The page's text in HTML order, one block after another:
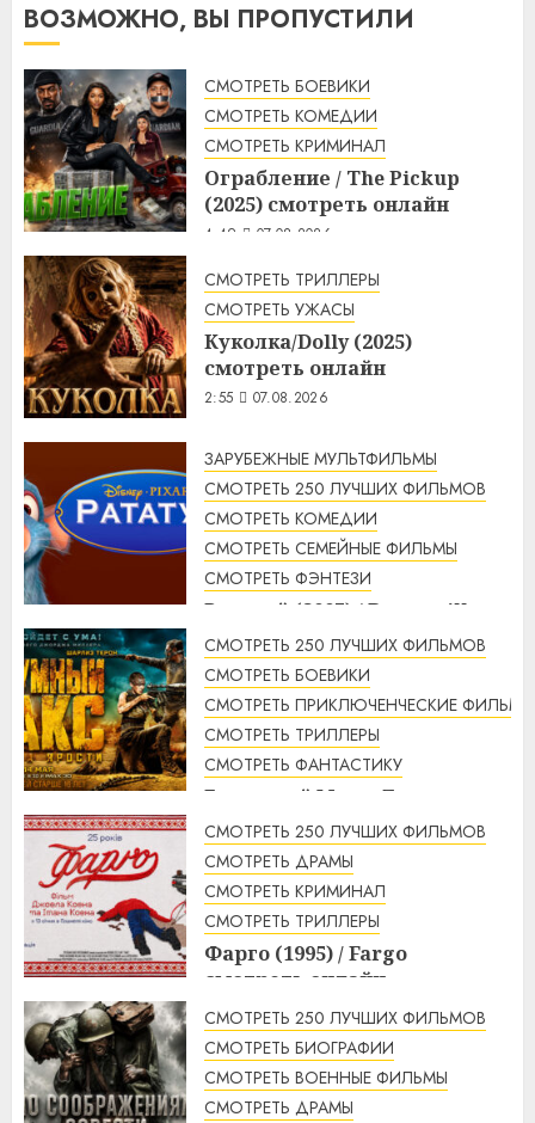
ВОЗМОЖНО, ВЫ ПРОПУСТИЛИ
СМОТРЕТЬ БОЕВИКИ
СМОТРЕТЬ КОМЕДИИ
СМОТРЕТЬ КРИМИНАЛ
Ограбление / The Pickup
(2025) смотреть онлайн
4:49 07.08.2026
СМОТРЕТЬ ТРИЛЛЕРЫ
СМОТРЕТЬ УЖАСЫ
Куколка/Dolly (2025)
смотреть онлайн
2:55 07.08.2026
ЗАРУБЕЖНЫЕ МУЛЬТФИЛЬМЫ
СМОТРЕТЬ 250 ЛУЧШИХ ФИЛЬМОВ
СМОТРЕТЬ КОМЕДИИ
СМОТРЕТЬ СЕМЕЙНЫЕ ФИЛЬМЫ
СМОТРЕТЬ ФЭНТЕЗИ
Рататуй (2007) / Ratatouille
смотреть онлайн
2:32 07.08.2026
СМОТРЕТЬ 250 ЛУЧШИХ ФИЛЬМОВ
СМОТРЕТЬ БОЕВИКИ
СМОТРЕТЬ ПРИКЛЮЧЕНЧЕСКИЕ ФИЛЬМЫ
СМОТРЕТЬ ТРИЛЛЕРЫ
СМОТРЕТЬ ФАНТАСТИКУ
Безумный Макс: Дорога
ярости (2015) / Mad Max: Fury
Road смотреть онлайн
1:56 07.08.2026
СМОТРЕТЬ 250 ЛУЧШИХ ФИЛЬМОВ
СМОТРЕТЬ ДРАМЫ
СМОТРЕТЬ КРИМИНАЛ
СМОТРЕТЬ ТРИЛЛЕРЫ
Фарго (1995) / Fargo
смотреть онлайн
1:49 07.08.2026
СМОТРЕТЬ 250 ЛУЧШИХ ФИЛЬМОВ
СМОТРЕТЬ БИОГРАФИИ
СМОТРЕТЬ ВОЕННЫЕ ФИЛЬМЫ
СМОТРЕТЬ ДРАМЫ